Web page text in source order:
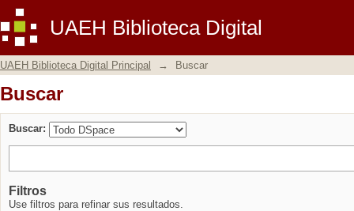
UAEH Biblioteca Digital
Buscar
UAEH Biblioteca Digital Principal → Buscar
Buscar
Buscar:
Filtros
Use filtros para refinar sus resultados.